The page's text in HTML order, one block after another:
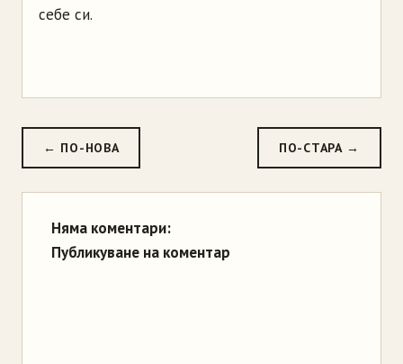
себе си.
← ПО-НОВА ПО-СТАРА →
Няма коментари:
Публикуване на коментар